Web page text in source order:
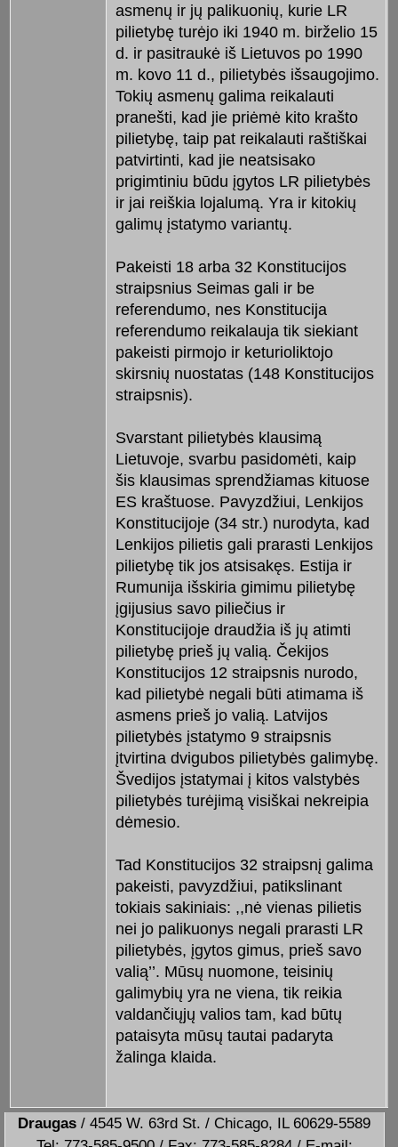
asmenų ir jų palikuonių, kurie LR
pilietybę turėjo iki 1940 m. birželio 15
d. ir pasitraukė iš Lietuvos po 1990
m. kovo 11 d., pilietybės išsaugojimo.
Tokių asmenų galima reikalauti
pranešti, kad jie priėmė kito krašto
pilietybę, taip pat reikalauti raštiškai
patvirtinti, kad jie neatsisako
prigimtiniu būdu įgytos LR pilietybės
ir jai reiškia lojalumą. Yra ir kitokių
galimų įstatymo variantų.
Pakeisti 18 arba 32 Konstitucijos
straipsnius Seimas gali ir be
referendumo, nes Konstitucija
referendumo reikalauja tik siekiant
pakeisti pirmojo ir keturioliktojo
skirsnių nuostatas (148 Konstitucijos
straipsnis).
Svarstant pilietybės klausimą
Lietuvoje, svarbu pasidomėti, kaip
šis klausimas sprendžiamas kituose
ES kraštuose. Pavyzdžiui, Lenkijos
Konstitucijoje (34 str.) nurodyta, kad
Lenkijos pilietis gali prarasti Lenkijos
pilietybę tik jos atsisakęs. Estija ir
Rumunija išskiria gimimu pilietybę
įgijusius savo piliečius ir
Konstitucijoje draudžia iš jų atimti
pilietybę prieš jų valią. Čekijos
Konstitucijos 12 straipsnis nurodo,
kad pilietybė negali būti atimama iš
asmens prieš jo valią. Latvijos
pilietybės įstatymo 9 straipsnis
įtvirtina dvigubos pilietybės galimybę.
Švedijos įstatymai į kitos valstybės
pilietybės turėjimą visiškai nekreipia
dėmesio.
Tad Konstitucijos 32 straipsnį galima
pakeisti, pavyzdžiui, patikslinant
tokiais sakiniais: ,,nė vienas pilietis
nei jo palikuonys negali prarasti LR
pilietybės, įgytos gimus, prieš savo
valią’’. Mūsų nuomone, teisinių
galimybių yra ne viena, tik reikia
valdančiųjų valios tam, kad būtų
pataisyta mūsų tautai padaryta
žalinga klaida.
Draugas / 4545 W. 63rd St. / Chicago, IL 60629-5589